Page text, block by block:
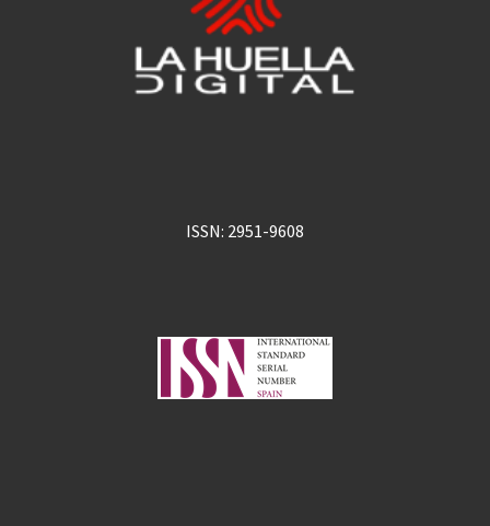
ISSN: 2951-9608